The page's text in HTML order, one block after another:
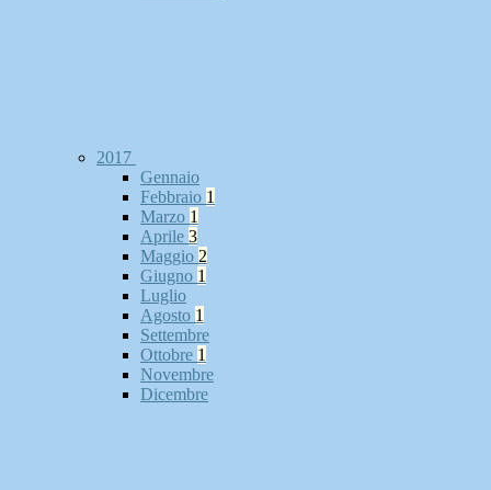
2017
Gennaio
Febbraio 1
Marzo 1
Aprile 3
Maggio 2
Giugno 1
Luglio
Agosto 1
Settembre
Ottobre 1
Novembre
Dicembre